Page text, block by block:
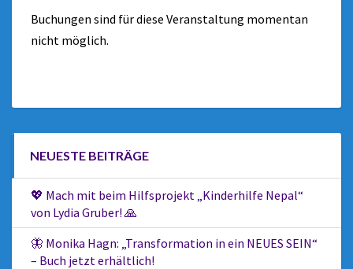
Buchungen sind für diese Veranstaltung momentan
nicht möglich.
NEUESTE BEITRÄGE
💖 Mach mit beim Hilfsprojekt „Kinderhilfe Nepal“
von Lydia Gruber! 🙏
🦋 Monika Hagn: „Transformation in ein NEUES SEIN“
– Buch jetzt erhältlich!